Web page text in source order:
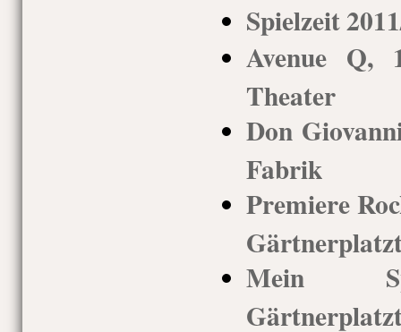
Spielzeit
Avenue Q,
Theater
Don
Fabrik
Premiere
Mein